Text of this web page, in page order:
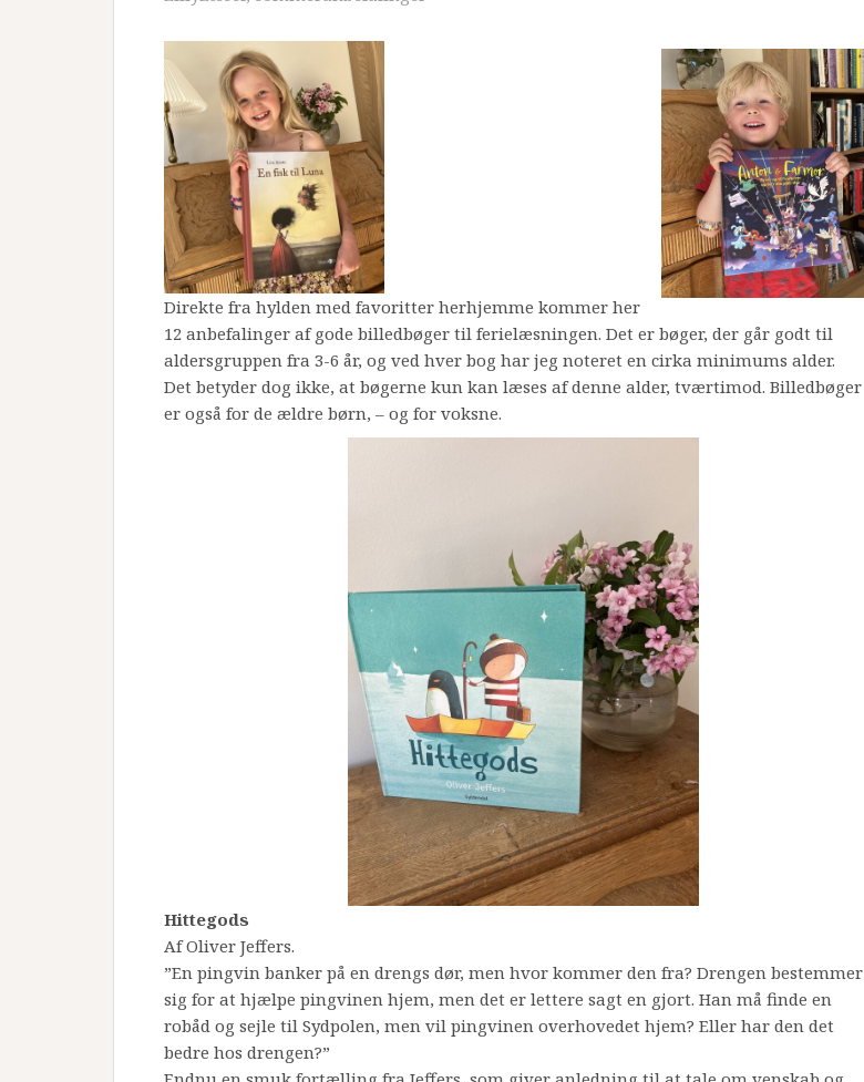
Direkte fra hylden med favoritter herhjemme kommer her
12 anbefalinger af gode billedbøger til ferielæsningen. Det er bøger, der går godt til
aldersgruppen fra 3-6 år, og ved hver bog har jeg noteret en cirka minimums alder.
Det betyder dog ikke, at bøgerne kun kan læses af denne alder, tværtimod. Billedbøger
er også for de ældre børn, – og for voksne.
Hittegods
Af Oliver Jeffers.
”En pingvin banker på en drengs dør, men hvor kommer den fra? Drengen bestemmer
sig for at hjælpe pingvinen hjem, men det er lettere sagt en gjort. Han må finde en
robåd og sejle til Sydpolen, men vil pingvinen overhovedet hjem? Eller har den det
bedre hos drengen?”